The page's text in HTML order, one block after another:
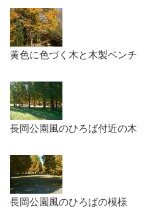
黄色に色づく木と木製ベンチ
長岡公園風のひろば付近の木
長岡公園風のひろばの模様